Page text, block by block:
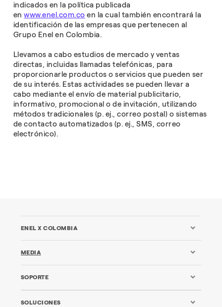
indicados en la política publicada
enwww.enel.com.co en la cual también encontrará la
identificación de las empresas que pertenecen al
Grupo Enel en Colombia.
Llevamos a cabo estudios de mercado y ventas
directas, incluidas llamadas telefónicas, para
proporcionarle productos o servicios que pueden ser
de su interés. Estas actividades se pueden llevar a
cabo mediante el envío de material publicitario,
informativo, promocional o de invitación, utilizando
métodos tradicionales (p. ej., correo postal) o sistemas
de contacto automatizados (p. ej., SMS, correo
electrónico).
ENEL X COLOMBIA
MEDIA
SOPORTE
SOLUCIONES